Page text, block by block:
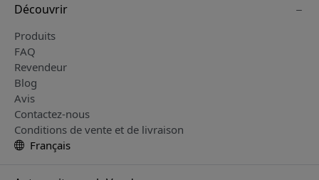
Découvrir
Produits
FAQ
Revendeur
Blog
Avis
Contactez-nous
Conditions de vente et de livraison
Français